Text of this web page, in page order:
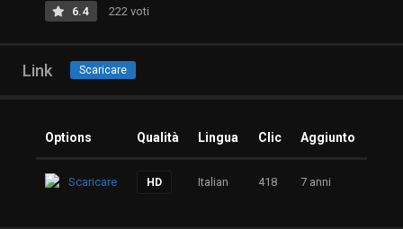
6.4 222 voti
Link Scaricare
Options Qualità Lingua Clic Aggiunto
Scaricare HD Italian 418 7 anni